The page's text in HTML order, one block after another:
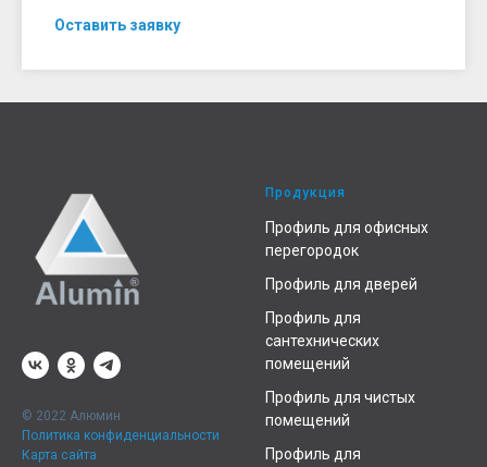
Оставить заявку
© 2022 Алюмин
Политика конфиденциальности
Карта сайта
Продукция
Профиль для офисных
перегородок
Профиль для дверей
Профиль для
сантехнических
помещений
Профиль для чистых
помещений
Профиль для